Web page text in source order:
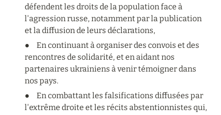
défendent les droits de la population face à
l'agression russe, notamment par la publication
et la diffusion de leurs déclarations,
●	En continuant à organiser des convois et des
rencontres de solidarité, et en aidant nos
partenaires ukrainiens à venir témoigner dans
nos pays.
●	En combattant les falsifications diffusées par
l'extrême droite et les récits abstentionnistes qui,